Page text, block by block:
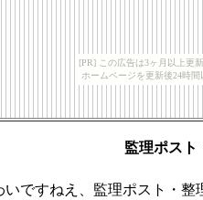
[PR] この広告は3ヶ月以上更
ホームページを更新後24時間
監理ポスト
いですねえ、監理ポスト・